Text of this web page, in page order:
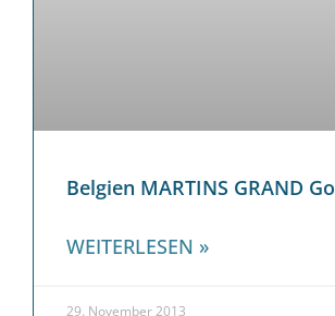
Belgien MARTINS GRAND
WEITERLESEN »
29. November 2013